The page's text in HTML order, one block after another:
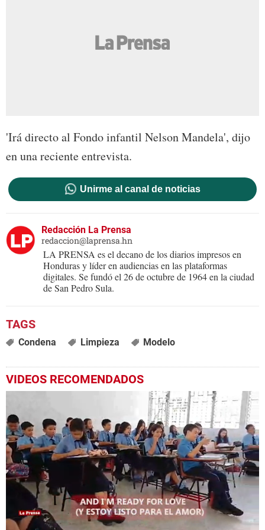
'Irá directo al Fondo infantil Nelson Mandela', dijo
en una reciente entrevista.
Unirme al canal de noticias
Redacción La Prensa
redaccion@laprensa.hn
LA PRENSA es el decano de los diarios impresos en
Honduras y líder en audiencias en las plataformas
digitales. Se fundó el 26 de octubre de 1964 en la ciudad
de San Pedro Sula.
Condena Limpieza Modelo
VIDEOS RECOMENDADOS